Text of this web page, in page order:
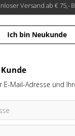
Versand ab € 75,-
Ich bin Neukunde
E-Mail-Adresse und